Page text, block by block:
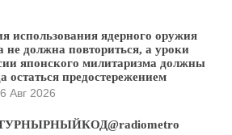
использования ядерного оружия
не должна повториться, а уроки
японского милитаризма должны
остаться предостережением
Авг 2026